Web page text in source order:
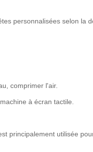
personnalisées selon la
comprimer l'air.
à écran tactile.
principalement utilisée